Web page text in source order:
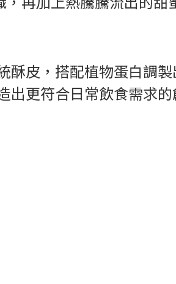
酥皮，搭配植物蛋白調
出更符合日常飲食需求